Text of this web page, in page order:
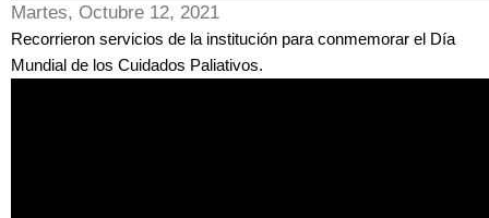
Martes, Octubre 12, 2021
Recorrieron servicios de la institución para conmemorar el Día
Mundial de los Cuidados Paliativos.